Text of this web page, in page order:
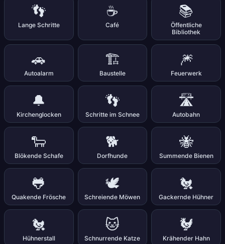
👣
Lange Schritte
☕
Café
📚
Öffentliche
Bibliothek
🚗
Autoalarm
🏗️
Baustelle
🎆
Feuerwerk
🔔
Kirchenglocken
👣
Schritte im Schnee
🛣️
Autobahn
🐑
Blökende Schafe
🐕
Dorfhunde
🐝
Summende Bienen
🐸
Quakende Frösche
🕊️
Schreiende Möwen
🐔
Gackernde Hühner
🐔
Hühnerstall
🐱
Schnurrende Katze
🐓
Krähender Hahn